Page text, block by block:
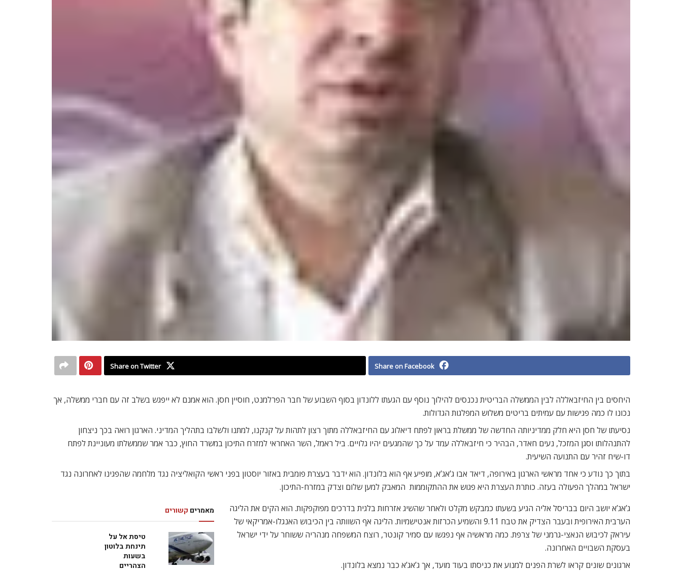
Share on Facebook
Share on Twitter
היחסים בין החיזבאללה לבין הממשלה הבריטית נכנסים להילוך נוסף עם הגעתו ללונדון בסוף השבוע של חבר הפרלמנט, חוסיין חסן. הוא אמנם לא ייפגש בשלב זה עם חברי ממשלה, אך
נכונו לו כמה פגישות עם עמיתים בריטים משלוש המפלגות הגדולות.
נסיעתו של חסן היא חלק ממדיניותה החדשה של ממשלת בראון לפתח דיאלוג עם החיזבאללה מתוך רצון לתהות על קנקנו, למתנו ולשלבו בתהליך המדיני. הארגון רואה בכך ניצחון
להתנהלותו וסגן המזכל, נעים חאדר, הבהיר כי חיזבאללה עמד על כך שהמגעים יהיו גלויים. ביל ראמל, השר האחראי למזרח התיכון במשרד החוץ, כבר אמר שממשלתו מעוניינת לפתח
דו-שיח זהיר עם התנועה השיעית.
בתוך כך נודע כי אחד מראשי הארגון באירופה, דיאד אבו ג’אג’א, מופיע אף הוא בלונדון. הוא ידבר בעצרת פומבית באזור יוסטון בפני ראשי הקואליציה נגד מלחמה שהפגינו לאחרונה נגד
ישראל במהלך הפעולה בעזה. כותרת העצרת היא פגוש את ההתקוממות  המאבק למען שלום וצדק במזרח-התיכון.
מאמרים קשורים
טיסת אל על
תינחת בלוטון
בשעות
הצהריים
ג’אג’א יושב היום בבריסל אליה הגיע בשעתו כמבקש מקלט ולאחר שהשיג אזרחות בלגית בדרכים מפוקפקות. הוא הקים את הליגה
הערבית האירופית ובעבר הצדיק את טבח 9.11 והשמיע הכרזות אנטישמיות. הליגה אף השוותה בין הכיבוש האנגלו-אמריקאי של
עיראק לכיבוש הנאצי-גרמני של צרפת. כמה מראשיה אף נפגשו עם סמיר קונטר, רוצח המשפחה מנהריה ששוחר על ידי ישראל
בעסקת השבויים האחרונה.
ארגונים שונים קראו לשרת הפנים למנוע את כניסתו בעוד מועד, אך ג’אג’א כבר נמצא בלונדון.